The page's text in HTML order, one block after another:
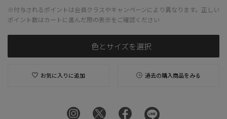
※付与されるポイントは会員クラスやキャンペーンにより異なります。正しい
ポイント数はカートに進んだ際の表示をご確認ください
色とサイズを選択
お気に入りに追加 過去の購入商品をみる